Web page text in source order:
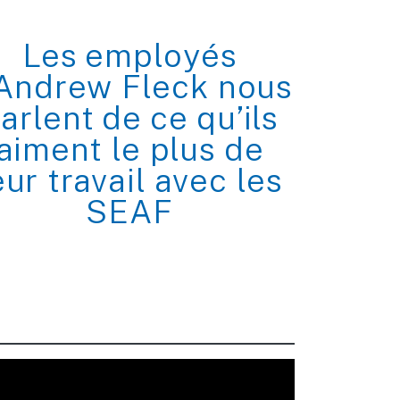
Les employés
Fleck nous
de ce qu’ils
le plus de
travail avec les
SEAF